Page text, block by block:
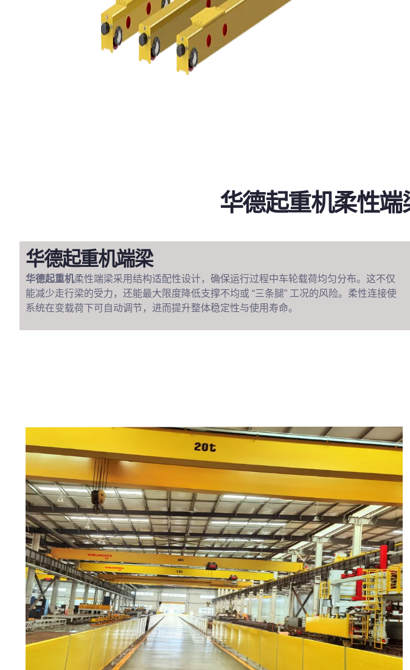
华德起重机柔性
华德起重机端梁
华德起重机柔性端梁采用结构适配性设计，确保运行过程中车轮载荷均匀分布。这不仅
能减少走行梁的受力，还能最大限度降低支撑不均或 “三条腿” 工况的风险。柔性连接使
系统在变载荷下可自动调节，进而提升整体稳定性与使用寿命。